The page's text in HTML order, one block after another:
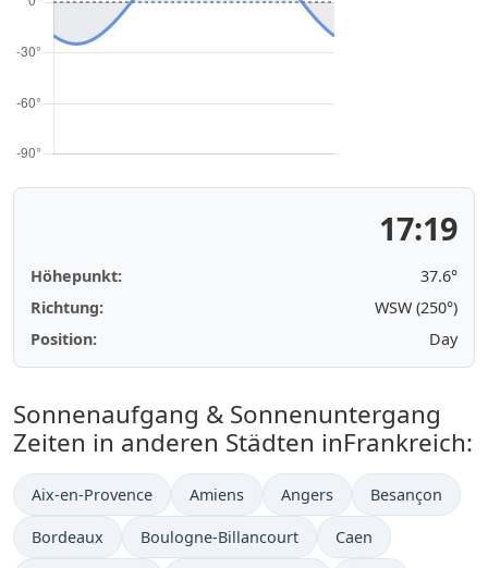
17:19
Höhepunkt:
37.6°
Richtung:
WSW (250°)
Position:
Day
Sonnenaufgang & Sonnenuntergang
Zeiten in anderen Städten inFrankreich:
Aix-en-Provence Amiens Angers Besançon
Bordeaux Boulogne-Billancourt Caen